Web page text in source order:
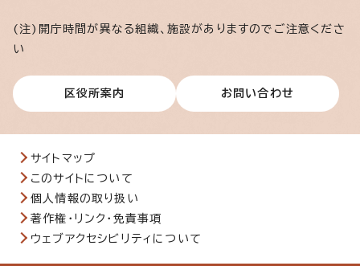
(注)開庁時間が異なる組織、施設がありますのでご注意くださ
い
区役所案内 お問い合わせ
サイトマップ
このサイトについて
個人情報の取り扱い
著作権・リンク・免責事項
ウェブアクセシビリティについて